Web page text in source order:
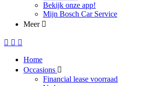
Bekijk onze app!
Mijn Bosch Car Service
Meer
Home
Occasions
Financial lease voorraad